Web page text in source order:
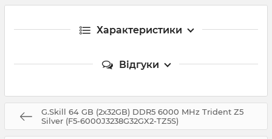
Характеристики
Відгуки
G.Skill 64 GB (2x32GB) DDR5 6000 MHz Trident Z5
Silver (F5-6000J3238G32GX2-TZ5S)